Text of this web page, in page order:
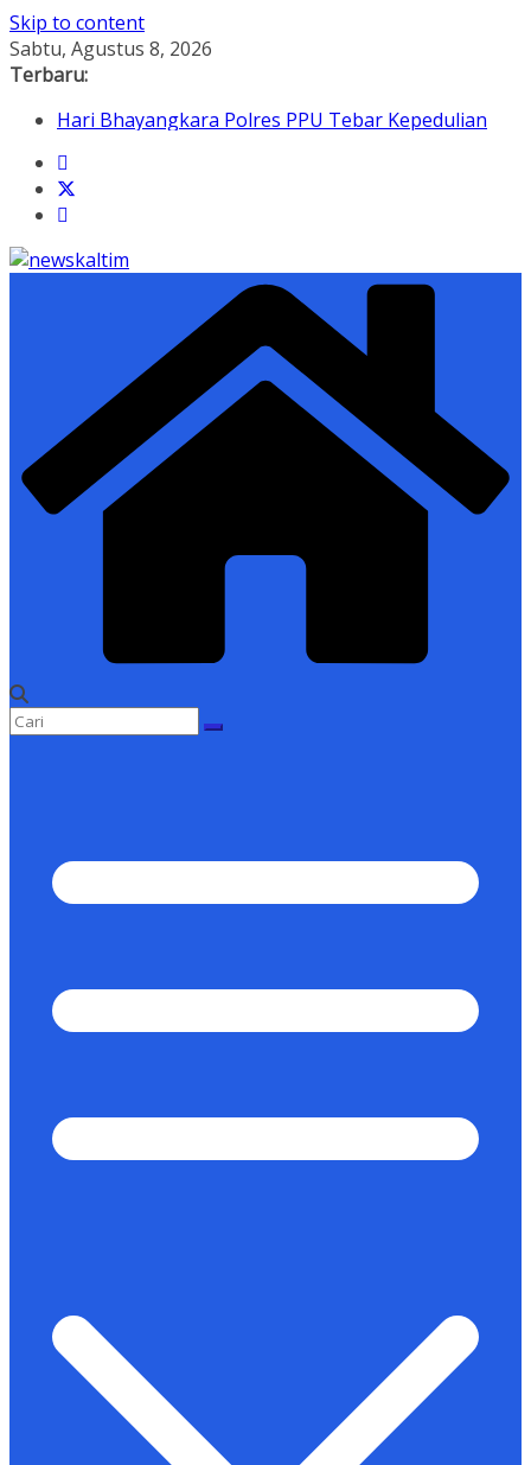
Skip to content
Sabtu, Agustus 8, 2026
Terbaru:
Hari Bhayangkara Polres PPU Tebar Kepedulian
Mahasiswa PPU Terima Bantuan Pendidikan dari
Pertamina Patra Niaga di Akamigas Cepu
Otorita IKN Tutup 4 Tenant di KIPP Karena Jual Air
Mineral Diatas Harga Pasar
Dampingi Gubernur Kaltim, Bupati PPU Dukung
Pengembangan Kelapa Genjah sebagai Komoditas
Unggulan Daerah
Sembunyi Sabu di Bola Lampu, Polres PPU Ringkus
Pria Warga Girimukti di Waru